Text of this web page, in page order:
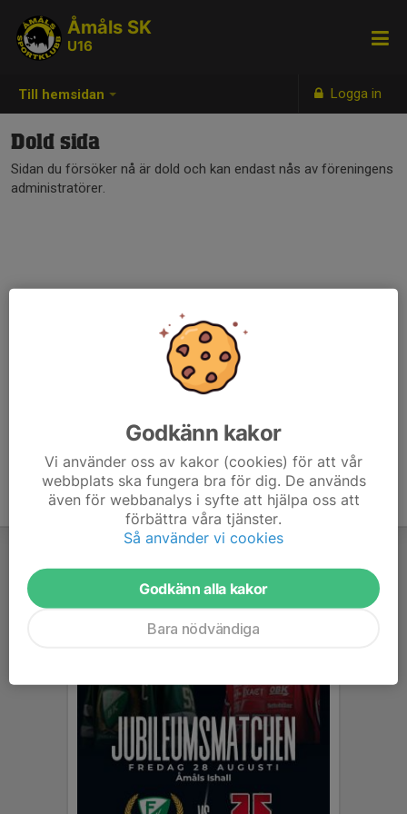
Till hemsidan Logga in
Åmåls SK
U16
Dold sida
Sidan du försöker nå är dold och kan endast nås av föreningens
administratörer.
Godkänn kakor
Vi använder oss av kakor (cookies) för att vår
webbplats ska fungera bra för dig. De används
även för webbanalys i syfte att hjälpa oss att
förbättra våra tjänster.
Så använder vi cookies
Godkänn alla kakor
Bara nödvändiga